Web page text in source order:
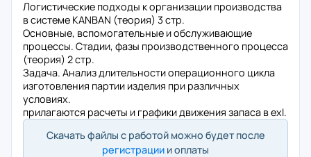
Логистические подходы к организации производства
в системе KANBAN (теория) 3 стр.
Основные, вспомогательные и обслуживающие
процессы. Стадии, фазы производственного процесса
(теория) 2 стр.
Задача. Анализ длительности операционного цикла
изготовления партии изделия при различных
условиях.
прилагаются расчеты и графики движения запаса в exl.
Скачать файлы с работой можно будет после
регистрации и оплаты